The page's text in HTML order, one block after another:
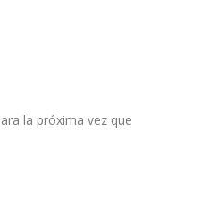
la próxima vez que